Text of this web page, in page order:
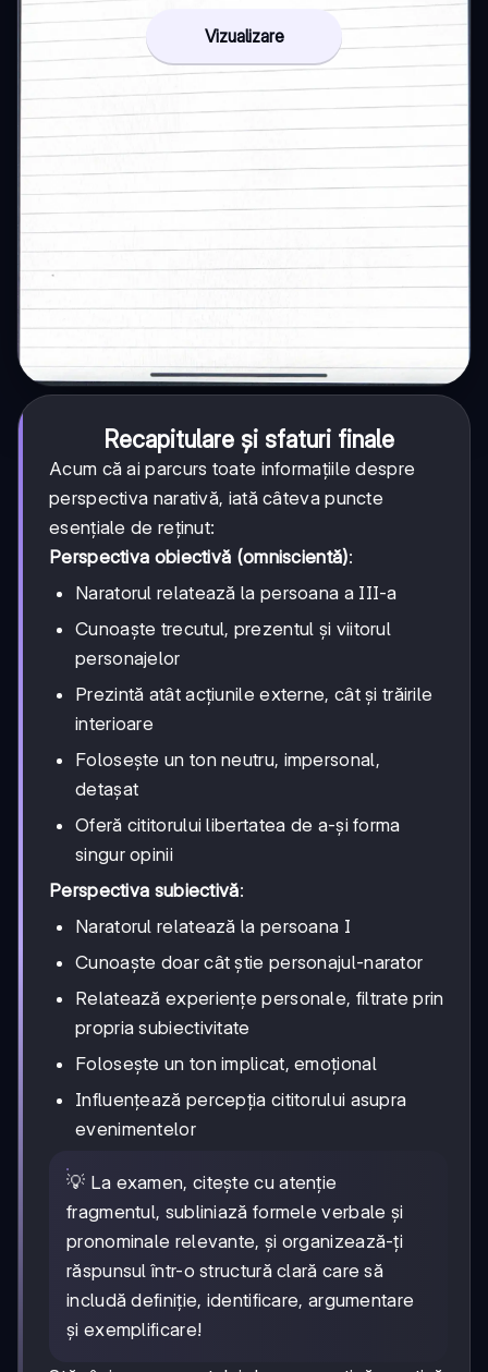
Vizualizare
Recapitulare și sfaturi finale
Acum că ai parcurs toate informațiile despre
perspectiva narativă, iată câteva puncte
esențiale de reținut:
Perspectiva obiectivă (omniscientă):
Naratorul relatează la persoana a III-a
Cunoaște trecutul, prezentul și viitorul
personajelor
Prezintă atât acțiunile externe, cât și trăirile
interioare
Folosește un ton neutru, impersonal,
detașat
Oferă cititorului libertatea de a-și forma
singur opinii
Perspectiva subiectivă:
Naratorul relatează la persoana I
Cunoaște doar cât știe personajul-narator
Relatează experiențe personale, filtrate prin
propria subiectivitate
Folosește un ton implicat, emoțional
Influențează percepția cititorului asupra
evenimentelor
💡 La examen, citește cu atenție
fragmentul, subliniază formele verbale și
pronominale relevante, și organizează-ți
răspunsul într-o structură clară care să
includă definiție, identificare, argumentare
și exemplificare!